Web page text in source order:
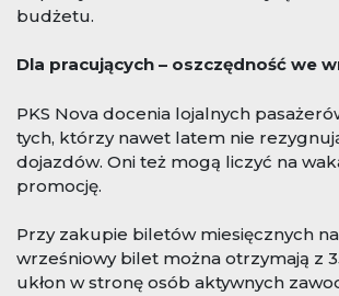
budżetu.
Dla pracujących – oszczędność we
PKS Nova docenia lojalnych
tych, którzy nawet latem nie
dojazdów. Oni też mogą liczyć na
promocję.
Przy zakupie biletów miesięcznych
wrześniowy bilet można otrzymają z
ukłon w stronę osób aktywnych